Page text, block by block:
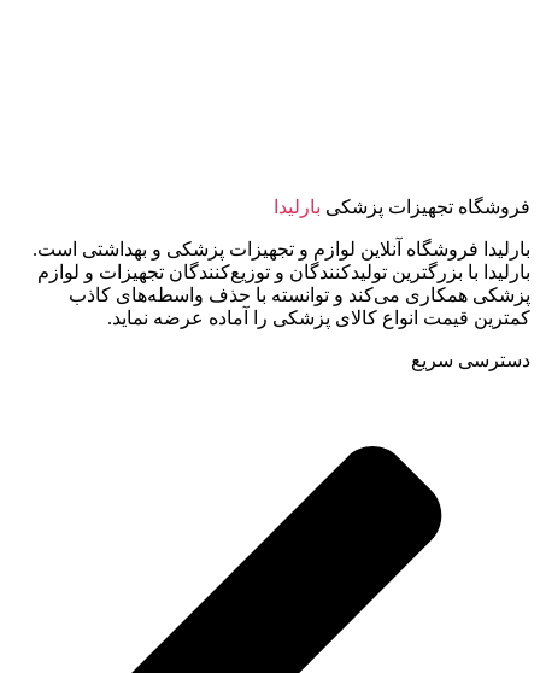
فروشگاه تجهیزات پزشکی بارلیدا
بارلیدا فروشگاه آنلاین لوازم و تجهیزات پزشکی و بهداشتی است.
بارلیدا با بزرگترین تولیدکنندگان و توزیع‌کنندگان تجهیزات و لوازم
پزشکی همکاری می‌کند و توانسته با حذف واسطه‌های کاذب
کمترین قیمت انواع کالای پزشکی را آماده عرضه نماید.
دسترسی سریع